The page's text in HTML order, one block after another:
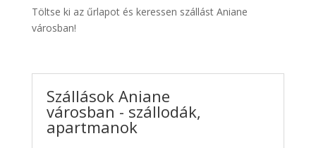
Töltse ki az űrlapot és keressen szállást Aniane
városban!
Szállások Aniane
városban - szállodák,
apartmanok